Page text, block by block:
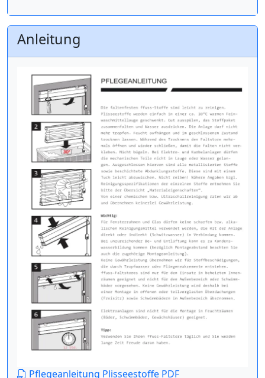
Anleitung
Pflegeanleitung Plisseestoffe PDF